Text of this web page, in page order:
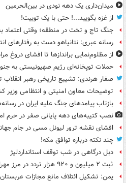
میدان‌داری یک دهه نودی در بین‌الحرمین
از غزه بگویید...! حتی با یک توییت!
جنگ تاج و تخت در منطقه؛ وقتی اعتماد
رسانه عبری: نتانیاهو دست به رفتارهای
از مظلوم‌نمایی براندازها تا افشای دروغ
حملات توپخانه‌ای رژیم صهیونیستی به
صفار هرندی: تشییع تاریخی رهبر
توضیحات معاون امنیتی و انتظامی وزیر
بازتاب پیامدهای جنگ علیه ایران در
نصب کتیبه‌های دهه پایانی صفر در حرم
افشای نقشه ترور لیونل مسی در جام جهانی
چند نکته درباره توافق مکه!
دبل درگاهی در شب توقف استانداردلیژ
ثبت ۲ میلیون و ۹۲۰ هزار تردد در مرز مهران طی ایام اربعین
یمن: تشکیل ائتلاف مانع مجازات